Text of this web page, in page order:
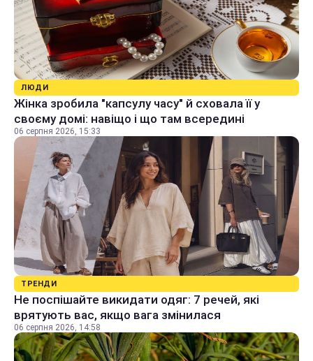
ЛЮДИ
Жінка зробила "капсулу часу" й сховала її у
своєму домі: навіщо і що там всередині
06 серпня 2026, 15:33
ТРЕНДИ
Не поспішайте викидати одяг: 7 речей, які
врятують вас, якщо вага змінилася
06 серпня 2026, 14:58